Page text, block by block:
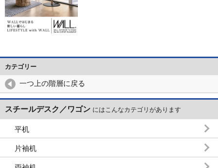
カテゴリー
一つ上の階層に戻る
スチールデスク／ワゴン にはこんなカテゴリがあります
平机
片袖机